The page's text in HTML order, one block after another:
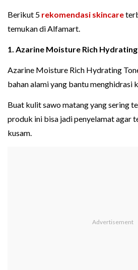
Berikut 5 rekomendasi skincare
temukan di Alfamart.
1. Azarine Moisture Rich
Azarine Moisture Rich Hydrating
bahan alami yang bantu menghidrasi
Buat kulit sawo matang yang sering
produk ini bisa jadi penyelamat agar
kusam.